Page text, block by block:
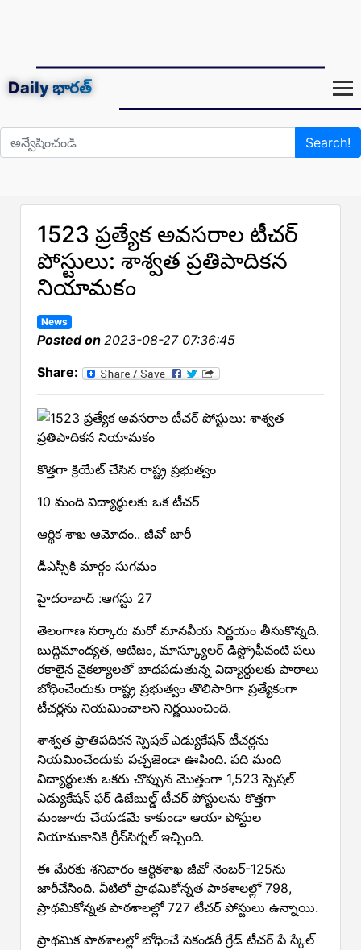
Dailyభారత్
Search!
1523 ప్రత్యేక అవసరాల టీచర్‌
పోస్టులు: శాశ్వత ప్రతిపాదికన
నియామకం
News
Posted on 2023-08-27 07:36:45
Share:
కొత్తగా క్రియేట్‌ చేసిన రాష్ట్ర ప్రభుత్వం
10 మంది విద్యార్థులకు ఒక టీచర్‌
ఆర్థిక శాఖ ఆమోదం.. జీవో జారీ
డీఎస్సీకి మార్గం సుగమం
హైదరాబాద్‌ :ఆగస్టు 27
తెలంగాణ సర్కారు మరో మానవీయ నిర్ణయం తీసుకొన్నది.
బుద్ధిమాంద్యత, ఆటిజం, మాస్క్యూలర్‌ డిస్ట్రోఫీవంటి పలు
రకాలైన వైకల్యాలతో బాధపడుతున్న విద్యార్థులకు పాఠాలు
బోధించేందుకు రాష్ట్ర ప్రభుత్వం తొలిసారిగా ప్రత్యేకంగా
టీచర్లను నియమించాలని నిర్ణయించింది.
శాశ్వత ప్రాతిపదికన స్పెషల్‌ ఎడ్యుకేషన్‌ టీచర్లను
నియమించేందుకు పచ్చజెండా ఊపింది. పది మంది
విద్యార్థులకు ఒకరు చొప్పున మొత్తంగా 1,523 స్పెషల్‌
ఎడ్యుకేషన్‌ ఫర్‌ డిజేబుల్డ్‌ టీచర్‌ పోస్టులను కొత్తగా
మంజూరు చేయడమే కాకుండా ఆయా పోస్టుల
నియామకానికి గ్రీన్‌సిగ్నల్‌ ఇచ్చింది.
ఈ మేరకు శనివారం ఆర్థికశాఖ జీవో నెంబర్‌-125ను
జారీచేసింది. వీటిలో ప్రాథమికోన్నత పాఠశాలల్లో 798,
ప్రాథమికోన్నత పాఠశాలల్లో 727 టీచర్‌ పోస్టులు ఉన్నాయి.
ప్రాథమిక పాఠశాలల్లో బోధించే సెకండరీ గ్రేడ్‌ టీచర్‌ పే స్కేల్‌